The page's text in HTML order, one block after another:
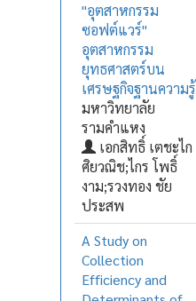
"อุตสาหกรรม
ซอฟต์แวร์"
อุตสาหกรรม
ยุทธศาสตร์บน
เศรษฐกิจฐานความรู้
มหาวิทยาลัย
รามคำแหง
เอกสิทธิ์ เตชะไก
ศิยวณิช;ไกร โพธิ์
งาม;รวงทอง ชัย
ประสพ
A Study on
Collection
Efficiency and